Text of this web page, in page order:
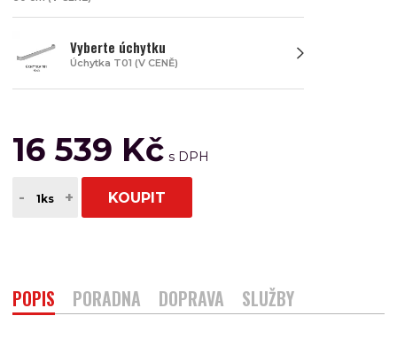
Vyberte úchytku
Úchytka T01 (V CENĚ)
16 539 Kč
- + KOUPIT
POPIS PORADNA DOPRAVA SLUŽBY